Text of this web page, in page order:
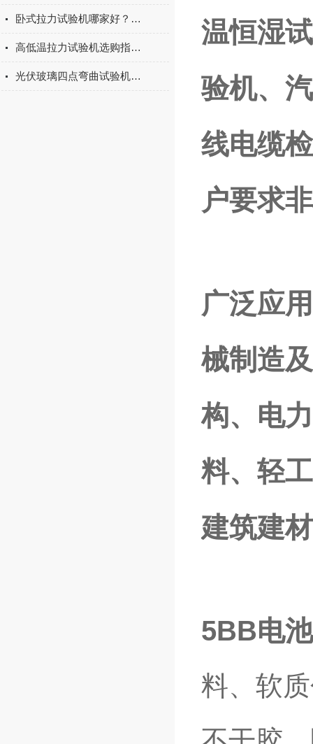
卧式拉力试验机哪家好？2026年国产实力厂家实测推荐
高低温拉力试验机选购指南：聚焦上海宇涵的技术实力与可靠方案
光伏玻璃四点弯曲试验机的重要性
温恒湿
验机、
线电缆
户要求
广泛应
械制造
构、电
料、轻
建筑建
5BB电
料、软